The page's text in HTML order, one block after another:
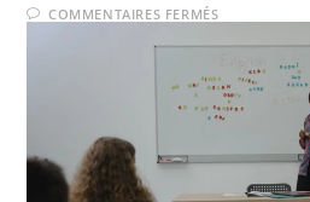
COMMENTAIRES FERMÉSSUR
LES
10
MEILLEURS
ÉCOLES
D’ANGLAIS
DE
LA
RÉUNION